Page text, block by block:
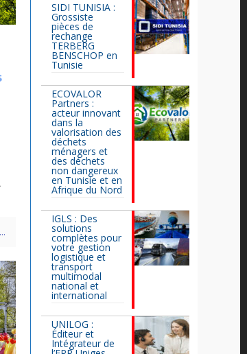
SIDI TUNISIA :
Grossiste
pièces de
rechange
TERBERG
BENSCHOP en
Tunisie
ECOVALOR
Partners :
acteur innovant
dans la
valorisation des
déchets
ménagers et
des déchets
non dangereux
en Tunisie et en
Afrique du Nord
IGLS : Des
solutions
complètes pour
votre gestion
logistique et
transport
multimodal
national et
international
UNILOG :
Éditeur et
Intégrateur de